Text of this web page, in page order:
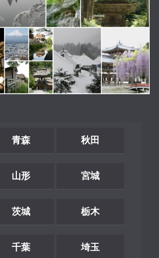
青森 秋田
山形 宮城
茨城 栃木
千葉 埼玉